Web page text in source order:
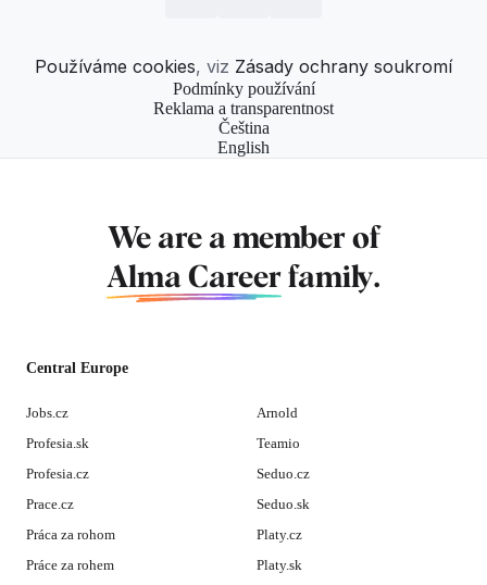
Používáme cookies, viz Zásady ochrany soukromí
Podmínky používání
Reklama a transparentnost
Čeština
English
We are a member of
Alma Career family.
Central Europe
Jobs.cz
Profesia.sk
Profesia.cz
Prace.cz
Práca za rohom
Práce za rohem
Arnold
Teamio
Seduo.cz
Seduo.sk
Platy.cz
Platy.sk